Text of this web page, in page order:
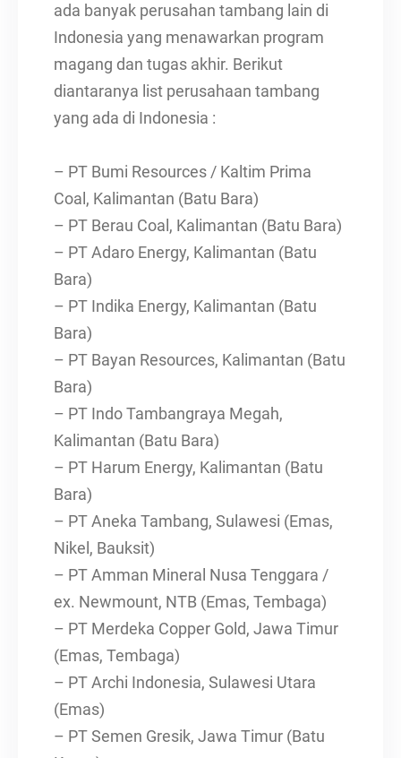
ada banyak perusahan tambang lain di
Indonesia yang menawarkan program
magang dan tugas akhir. Berikut
diantaranya list perusahaan tambang
yang ada di Indonesia :
– PT Bumi Resources / Kaltim Prima
Coal, Kalimantan (Batu Bara)
– PT Berau Coal, Kalimantan (Batu Bara)
– PT Adaro Energy, Kalimantan (Batu
Bara)
– PT Indika Energy, Kalimantan (Batu
Bara)
– PT Bayan Resources, Kalimantan (Batu
Bara)
– PT Indo Tambangraya Megah,
Kalimantan (Batu Bara)
– PT Harum Energy, Kalimantan (Batu
Bara)
– PT Aneka Tambang, Sulawesi (Emas,
Nikel, Bauksit)
– PT Amman Mineral Nusa Tenggara /
ex. Newmount, NTB (Emas, Tembaga)
– PT Merdeka Copper Gold, Jawa Timur
(Emas, Tembaga)
– PT Archi Indonesia, Sulawesi Utara
(Emas)
– PT Semen Gresik, Jawa Timur (Batu